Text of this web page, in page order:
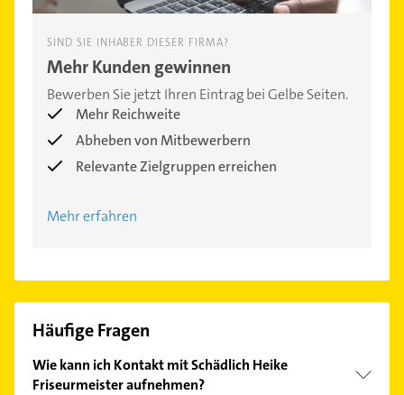
SIND SIE INHABER DIESER FIRMA?
Mehr Kunden gewinnen
Bewerben Sie jetzt Ihren Eintrag bei Gelbe Seiten.
Mehr Reichweite
Abheben von Mitbewerbern
Relevante Zielgruppen erreichen
Mehr erfahren
Häufige Fragen
Wie kann ich Kontakt mit Schädlich Heike
Friseurmeister aufnehmen?